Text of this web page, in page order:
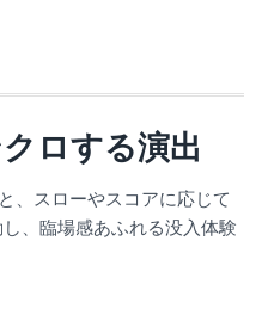
クロする演出
、スローやスコアに応じて
、臨場感あふれる没入体験